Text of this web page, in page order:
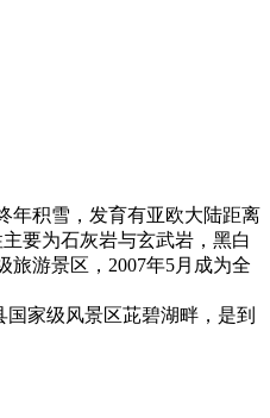
年积雪，发育有亚欧大陆距离
要为石灰岩与玄武岩，黑白
旅游景区，2007年5月成为全
家级风景区茈碧湖畔，是到